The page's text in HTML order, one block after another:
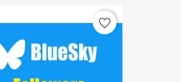
favorite_border